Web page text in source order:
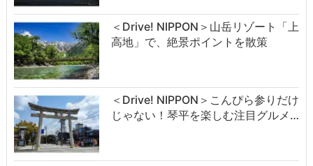
＜Drive! NIPPON＞山岳リゾート「上
高地」で、絶景ポイントを散策
＜Drive! NIPPON＞こんぴら参りだけ
じゃない！琴平を楽しむ注目グルメ…